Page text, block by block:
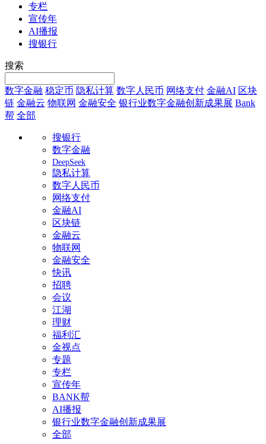
专栏
宣传年
AI播报
搜银行
搜索
数字金融 稳定币 隐私计算 数字人民币 网络支付 金融AI 区块
链 金融云 物联网 金融安全 银行业数字金融创新成果展 Bank
帮 全部
搜银行
数字金融
DeepSeek
隐私计算
数字人民币
网络支付
金融AI
区块链
金融云
物联网
金融安全
快讯
招聘
会议
江湖
理财
福利汇
金视点
专题
专栏
宣传年
BANK帮
AI播报
银行业数字金融创新成果展
全部